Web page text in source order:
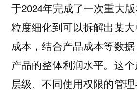
于2024年完成了一次重大
粒度细化到可以拆解出某
成本，结合产品成本等数
产品的整体利润水平。这
层级、不同使用权限的管